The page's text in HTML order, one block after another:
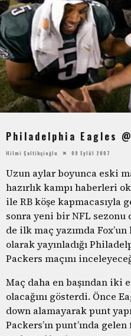
Philadelphia Eagles
Hilmi Çeltikçioğlu 09 Eylül 2007
Uzun aylar boyunca eski
hazırlık kampı haberleri
ile RB köşe kapmacasıyla
sonra yeni bir NFL sezonu
de ilk maç yazımda
olarak yayınladığı
Packers maçını
Maç daha en başından iki
olacağını gösterdi. Önce
down alamayarak punt
Packers’ın punt’ında